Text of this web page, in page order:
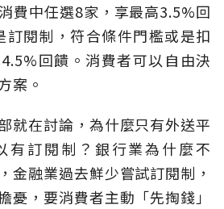
費中任選8家，享最高3.5%回
訂閱制，符合條件門檻或是扣
回饋。消費者可以自由決
案。
就在討論，為什麼只有外送平
有訂閱制？銀行業為什麼不
金融業過去鮮少嘗試訂閱制，
憂，要消費者主動「先掏錢」